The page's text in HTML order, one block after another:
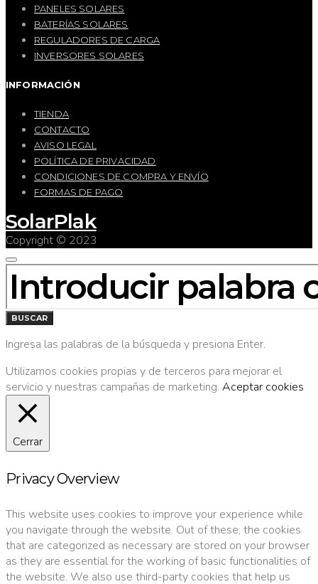
PANELES SOLARES
BATERÍAS SOLARES
REGULADORES DE CARGA
INVERSORES SOLARES
INFORMACIÓN
TIENDA
CONTACTO
AVISO LEGAL
POLÍTICA DE PRIVACIDAD
CONDICIONES DE COMPRA Y ENVÍO
FORMAS DE PAGO
SolarPlak
Copyright © 2023
BUSCAR
POR:
BUSCAR
Ingresa las palabras de la búsqueda y presiona Enter.
Utilizamos cookies propias y de terceros para mejorar el
servicio y nuestras campañas de marketing. Aceptar cookies
Cerrar
Privacy Overview
This website uses cookies to improve your experience while
you navigate through the website. Out of these, the cookies
that are categorized as necessary are stored on your browser
as they are essential for the working of basic functionalities of
the website. We also use third-party cookies that help us